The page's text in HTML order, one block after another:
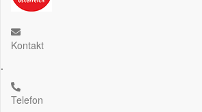
Kontakt
.
Telefon